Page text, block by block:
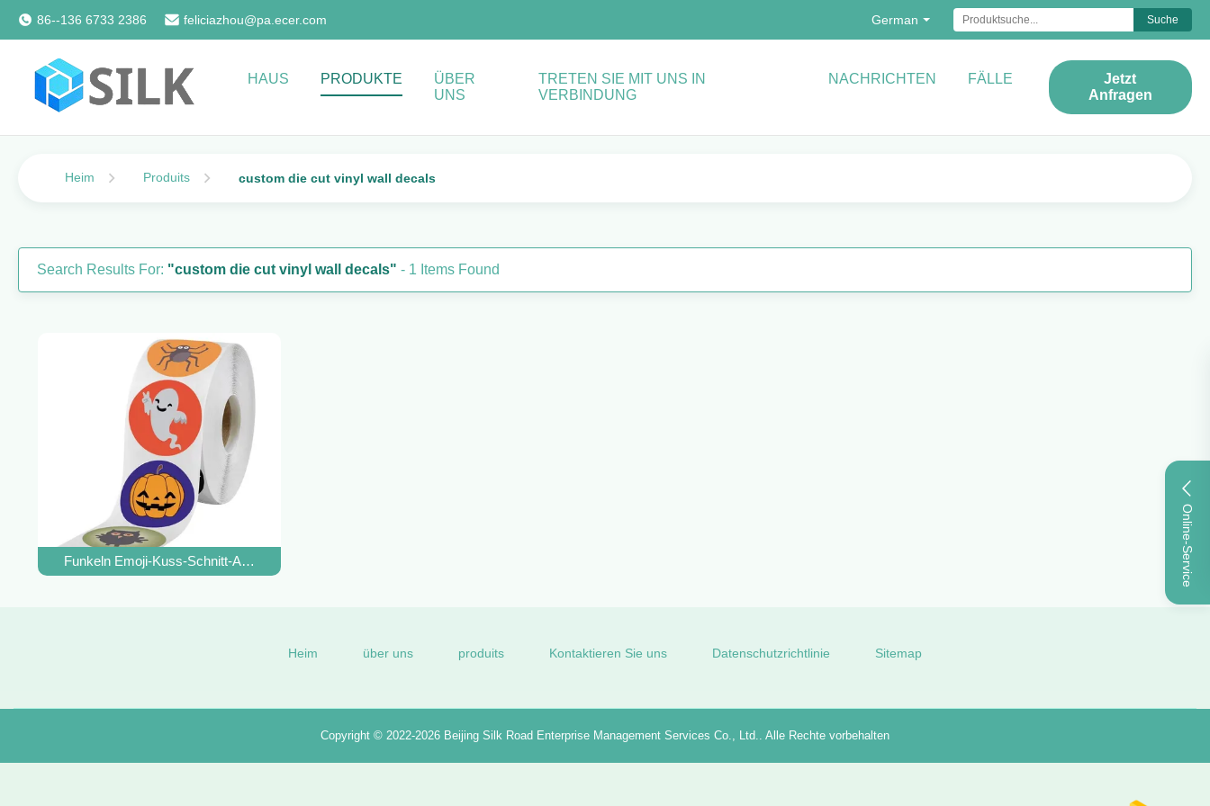
86--136 6733 2386 feliciazhou@pa.ecer.com German Suche
HAUS PRODUKTE
ÜBER
UNS
TRETEN SIE MIT UNS IN
VERBINDUNG
NACHRICHTEN FÄLLE
Jetzt
Anfragen
Online-Service
Heim Produits custom die cut vinyl wall decals
Search Results For: "custom die cut vinyl wall decals" - 1 Items Found
Funkeln Emoji-Kuss-Schnitt-Aufkleber-Blatt-tierischer entfernbarer Affe-kundenspezifische gestempelschnittene Vinylabziehbilder
Heim über uns produits Kontaktieren Sie uns Datenschutzrichtlinie Sitemap
Copyright © 2022-2026 Beijing Silk Road Enterprise Management Services Co., Ltd.. Alle Rechte vorbehalten